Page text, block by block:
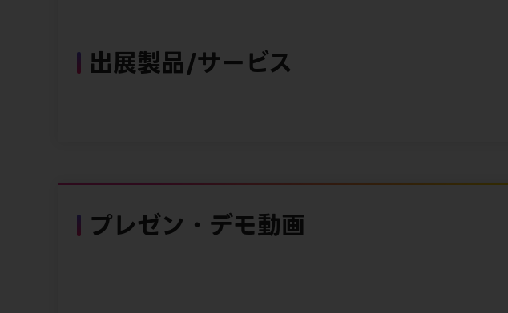
出展製品/サービス
プレゼン・デモ動画